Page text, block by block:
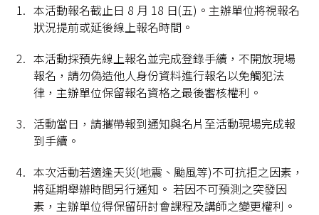
本活動報名截止日 8 月 18 日(五)。主辦單位將視報名
狀況提前或延後線上報名時間。
本活動採預先線上報名並完成登錄手續，不開放現場
報名，請勿偽造他人身份資料進行報名以免觸犯法
律，主辦單位保留報名資格之最後審核權利。
活動當日，請攜帶報到通知與名片至活動現場完成報
到手續。
本次活動若適逢天災(地震、颱風等)不可抗拒之因素，
將延期舉辦時間另行通知。 若因不可預測之突發因
素，主辦單位得保留研討會課程及講師之變更權利。